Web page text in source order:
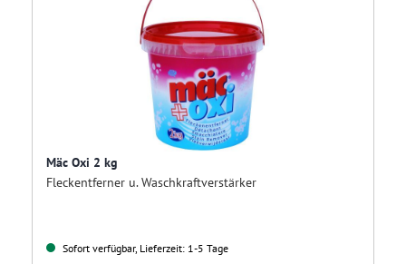
Mäc Oxi 2 kg
Fleckentferner u. Waschkraftverstärker
Sofort verfügbar, Lieferzeit: 1-5 Tage